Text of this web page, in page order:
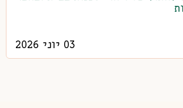
03 יוני 2026